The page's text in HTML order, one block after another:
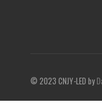
© 2023 CNJY-LED by